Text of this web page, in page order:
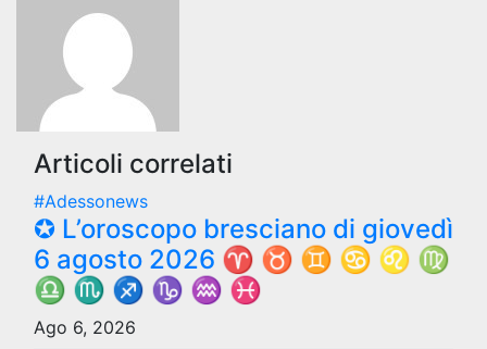
Articoli correlati
#Adessonews
✪ L’oroscopo bresciano di giovedì
6 agosto 2026 ♈ ♉ ♊ ♋ ♌ ♍
♎ ♏ ♐ ♑ ♒ ♓
Ago 6, 2026